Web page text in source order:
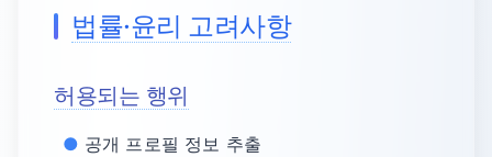
법률·윤리 고려사항
허용되는 행위
공개 프로필 정보 추출